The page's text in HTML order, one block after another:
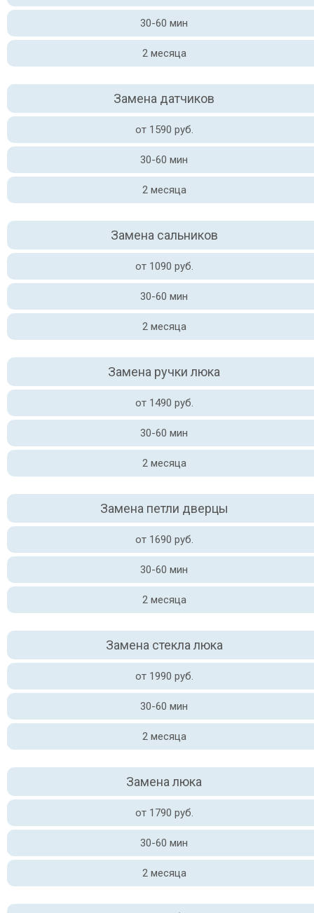
30-60 мин
2 месяца
Замена датчиков
от 1590 руб.
30-60 мин
2 месяца
Замена сальников
от 1090 руб.
30-60 мин
2 месяца
Замена ручки люка
от 1490 руб.
30-60 мин
2 месяца
Замена петли дверцы
от 1690 руб.
30-60 мин
2 месяца
Замена стекла люка
от 1990 руб.
30-60 мин
2 месяца
Замена люка
от 1790 руб.
30-60 мин
2 месяца